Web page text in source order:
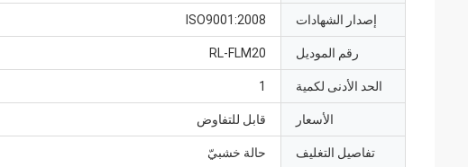
إصدار الشهادات ISO9001:2008
رقم الموديل RL-FLM20
الحد الأدنى لكمية 1
الأسعار قابل للتفاوض
تفاصيل التغليف حالة خشبيّ